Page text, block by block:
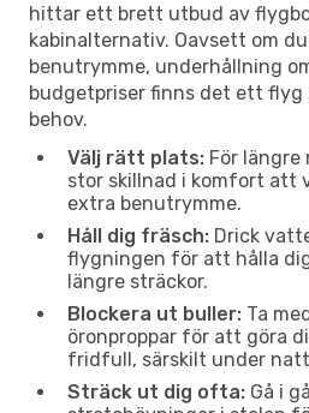
hittar ett brett utbud av
kabinalternativ. Oavsett om
benutrymme, underhållning
budgetpriser finns det ett flyg
behov.
Välj rätt plats: För längre
stor skillnad i komfort att
extra benutrymme.
Håll dig fräsch: Drick
flygningen för att hålla
längre sträckor.
Blockera ut buller: Ta
öronproppar för att göra
fridfull, särskilt under
Sträck ut dig ofta: Gå i